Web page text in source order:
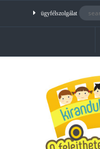
ügyfélszolgálat